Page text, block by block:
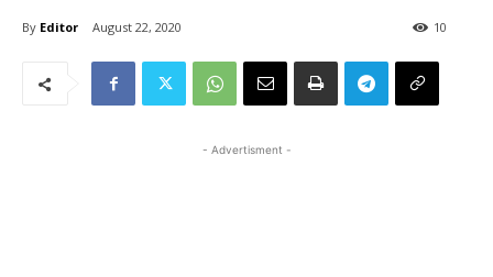
By Editor August 22, 2020 10
- Advertisment -